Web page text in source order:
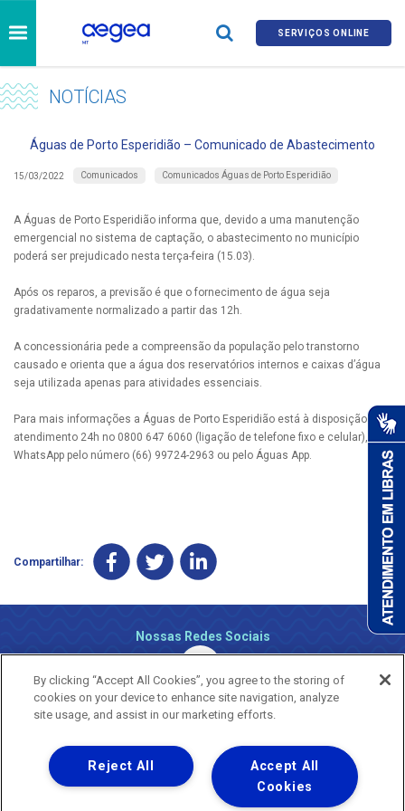
SERVIÇOS ONLINE
NOTÍCIAS
Águas de Porto Esperidião – Comunicado de Abastecimento
15/03/2022 Comunicados Comunicados Águas de Porto Esperidião
A Águas de Porto Esperidião informa que, devido a uma manutenção
emergencial no sistema de captação, o abastecimento no município
poderá ser prejudicado nesta terça-feira (15.03).
Após os reparos, a previsão é que o fornecimento de água seja
gradativamente normalizado a partir das 12h.
A concessionária pede a compreensão da população pelo transtorno
causado e orienta que a água dos reservatórios internos e caixas d’água
seja utilizada apenas para atividades essenciais.
Para mais informações a Águas de Porto Esperidião está à disposição pelo
atendimento 24h no 0800 647 6060 (ligação de telefone fixo e celular), via
WhatsApp pelo número (66) 99724-2963 ou pelo Águas App.
Compartilhar:
Nossas Redes Sociais
Uma empresa
Copyright ® 2026 - Todos os Direitos Reservados.
By clicking “Accept All Cookies”, you agree to the storing of
cookies on your device to enhance site navigation, analyze
site usage, and assist in our marketing efforts.
Accept All
Cookies
Reject All